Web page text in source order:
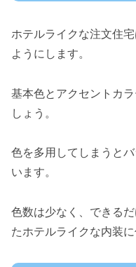
ホテルライクな注文住
ようにします。
基本色とアクセントカ
しょう。
色を多用してしまうと
います。
色数は少なく、できる
たホテルライクな内装に